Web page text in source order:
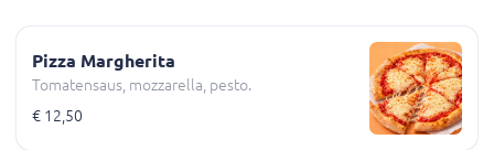
Pizza Margherita
Tomatensaus, mozzarella, pesto.
€ 12,50